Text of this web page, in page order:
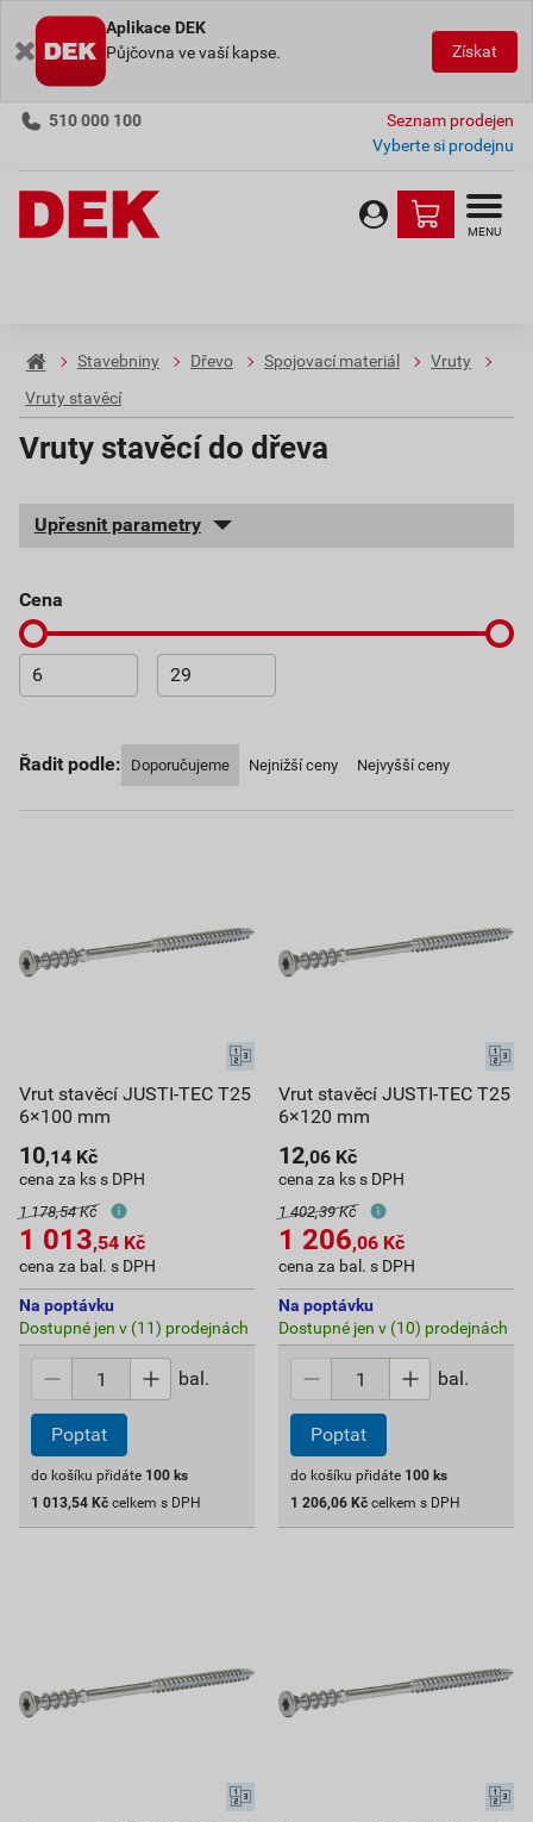
Aplikace DEK
Půjčovna ve vaší kapse.
Získat
510 000 100
Seznam prodejen
Vyberte si prodejnu
MENU
Stavebniny Dřevo Spojovací materiál
Vruty
Vruty stavěcí
Vruty stavěcí do dřeva
Upřesnit parametry
cena
Řadit podle: Doporučujeme Nejnižší ceny Nejvyšší ceny
Vrut stavěcí JUSTI-TEC T25
6×100 mm
10,14 Kč
cena za ks s DPH
1 178,54 Kč
1 013,54 Kč
cena za bal. s DPH
Na poptávku
Dostupné jen v (11) prodejnách
bal.
Poptat
do košíku přidáte 100 ks
1 013,54 Kč celkem s DPH
Vrut stavěcí JUSTI-TEC T25
6×120 mm
12,06 Kč
cena za ks s DPH
1 402,39 Kč
1 206,06 Kč
cena za bal. s DPH
Na poptávku
Dostupné jen v (10) prodejnách
bal.
Poptat
do košíku přidáte 100 ks
1 206,06 Kč celkem s DPH